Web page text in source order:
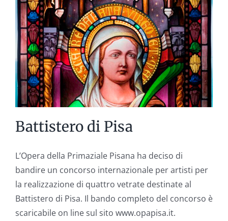
Battistero di Pisa
L’Opera della Primaziale Pisana ha deciso di
bandire un concorso internazionale per artisti per
la realizzazione di quattro vetrate destinate al
Battistero di Pisa. Il bando completo del concorso è
scaricabile on line sul sito www.opapisa.it.